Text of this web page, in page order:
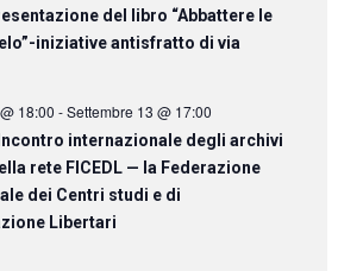
del libro “Abbattere le
iniziative antisfratto di via
18:00 -Settembre 13 @ 17:00
Incontro internazionale degli archivi
rete FICEDL — la Federazione
dei Centri studi e di
Libertari